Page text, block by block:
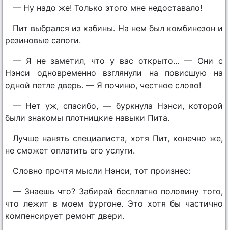
— Ну надо же! Только этого мне недоставало!
Пит выбрался из кабины. На нем был комбинезон и
резиновые сапоги.
— Я не заметил, что у вас открыто… — Они с
Нэнси одновременно взглянули на повисшую на
одной петле дверь. — Я починю, честное слово!
— Нет уж, спасибо, — буркнула Нэнси, которой
были знакомы плотницкие навыки Пита.
Лучше нанять специалиста, хотя Пит, конечно же,
не сможет оплатить его услуги.
Словно прочтя мысли Нэнси, тот произнес:
— Знаешь что? Забирай бесплатно половину того,
что лежит в моем фургоне. Это хотя бы частично
компенсирует ремонт двери.